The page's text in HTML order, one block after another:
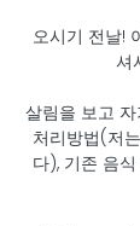
오시기 전날!
셔
살림을 보고
처리방법(저
다), 기존 음